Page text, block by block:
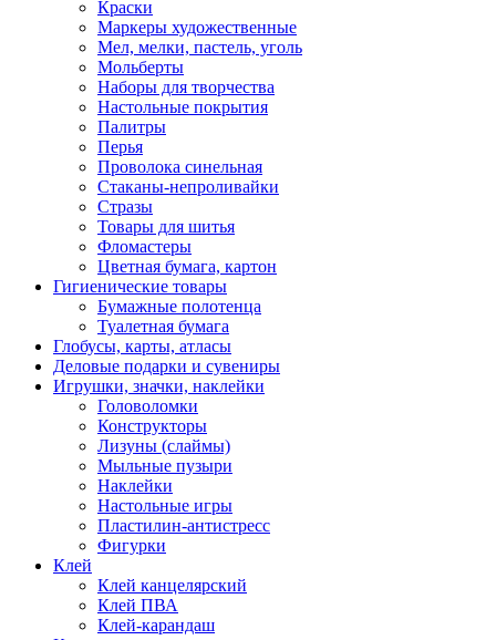
Краски
Маркеры художественные
Мел, мелки, пастель, уголь
Мольберты
Наборы для творчества
Настольные покрытия
Палитры
Перья
Проволока синельная
Стаканы-непроливайки
Стразы
Товары для шитья
Фломастеры
Цветная бумага, картон
Гигиенические товары
Бумажные полотенца
Туалетная бумага
Глобусы, карты, атласы
Деловые подарки и сувениры
Игрушки, значки, наклейки
Головоломки
Конструкторы
Лизуны (слаймы)
Мыльные пузыри
Наклейки
Настольные игры
Пластилин-антистресс
Фигурки
Клей
Клей канцелярский
Клей ПВА
Клей-карандаш